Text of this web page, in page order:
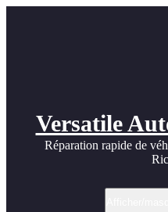
Versatile
Réparation rapide de